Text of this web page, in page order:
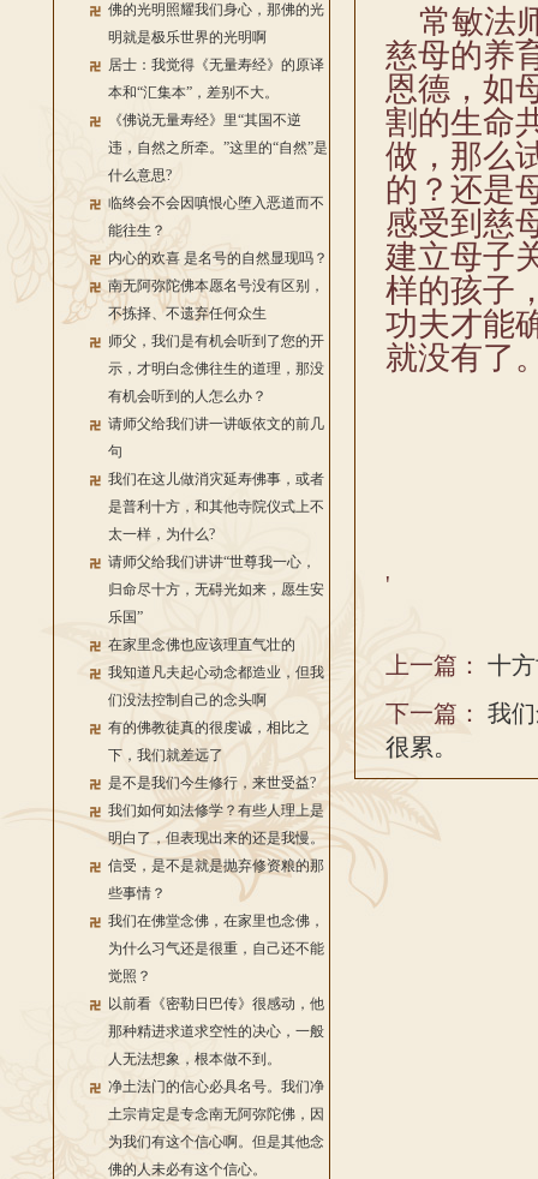
佛的光明照耀我们身心，那佛的光
明就是极乐世界的光明啊
居士：我觉得《无量寿经》的原译
本和“汇集本”，差别不大。
《佛说无量寿经》里“其国不逆
违，自然之所牵。”这里的“自然”是
什么意思?
临终会不会因嗔恨心堕入恶道而不
能往生？
内心的欢喜 是名号的自然显现吗？
南无阿弥陀佛本愿名号没有区别，
不拣择、不遗弃任何众生
师父，我们是有机会听到了您的开
示，才明白念佛往生的道理，那没
有机会听到的人怎么办？
请师父给我们讲一讲皈依文的前几
句
我们在这儿做消灾延寿佛事，或者
是普利十方，和其他寺院仪式上不
太一样，为什么?
请师父给我们讲讲“世尊我一心，
归命尽十方，无碍光如来，愿生安
乐国”
在家里念佛也应该理直气壮的
我知道凡夫起心动念都造业，但我
们没法控制自己的念头啊
有的佛教徒真的很虔诚，相比之
下，我们就差远了
是不是我们今生修行，来世受益?
我们如何如法修学？有些人理上是
明白了，但表现出来的还是我慢。
信受，是不是就是抛弃修资粮的那
些事情？
我们在佛堂念佛，在家里也念佛，
为什么习气还是很重，自己还不能
觉照？
以前看《密勒日巴传》很感动，他
那种精进求道求空性的决心，一般
人无法想象，根本做不到。
净土法门的信心必具名号。我们净
土宗肯定是专念南无阿弥陀佛，因
为我们有这个信心啊。但是其他念
佛的人未必有这个信心。
常敏法
慈母的养
恩德，如
割的生命
做，那么
的？还是
感受到慈
建立母子
样的孩子
功夫才能
就没有了
'
上一篇： 十
下一篇： 我
很累。